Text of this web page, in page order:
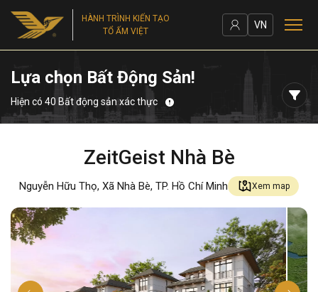
HÀNH TRÌNH KIẾN TẠO
TỔ ẤM VIỆT
VN
Lựa chọn Bất Động Sản!
Hiện có 40 Bất động sản xác thực
ZeitGeist Nhà Bè
Nguyễn Hữu Thọ, Xã Nhà Bè, TP. Hồ Chí Minh Xem map